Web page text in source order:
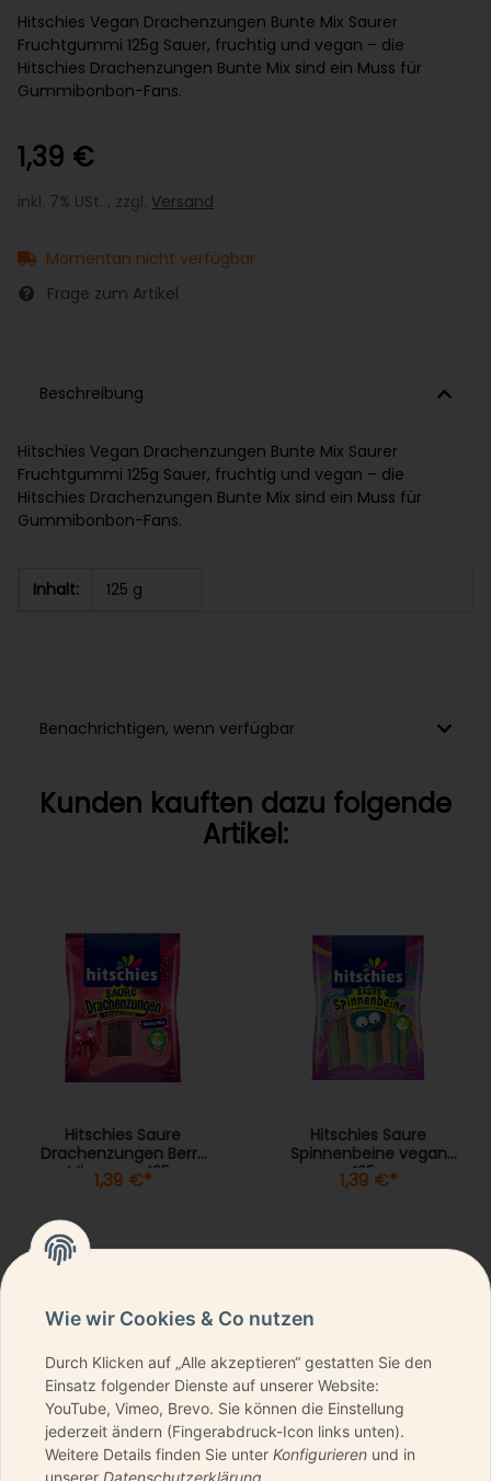
Hitschies Vegan Drachenzungen Bunte Mix Saurer
Fruchtgummi 125g Sauer, fruchtig und vegan – die
Hitschies Drachenzungen Bunte Mix sind ein Muss für
Gummibonbon-Fans.
1,39 €
inkl. 7% USt. , zzgl. Versand
Momentan nicht verfügbar
Frage zum Artikel
Beschreibung
Hitschies Vegan Drachenzungen Bunte Mix Saurer
Fruchtgummi 125g Sauer, fruchtig und vegan – die
Hitschies Drachenzungen Bunte Mix sind ein Muss für
Gummibonbon-Fans.
Inhalt: 125 g
Benachrichtigen, wenn verfügbar
Kunden kauften dazu folgende
Artikel:
Hitschies Saure
Drachenzungen Berry
Mix vegan 125g
1,39 €*
Hitschies Saure
Spinnenbeine vegan
125g
1,39 €*
NEWSLETTER ABONNIEREN & KEINE DEALS
VERPASSEN
Wie wir Cookies & Co nutzen
Durch Klicken auf „Alle akzeptieren“ gestatten Sie den
Einsatz folgender Dienste auf unserer Website:
YouTube, Vimeo, Brevo. Sie können die Einstellung
jederzeit ändern (Fingerabdruck-Icon links unten).
Weitere Details finden Sie unter Konfigurieren und in
unserer Datenschutzerklärung